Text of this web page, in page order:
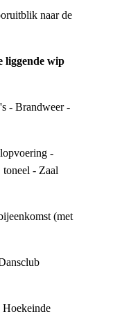
naar de
- Brandweer -
-
- Zaal
(met
Hoekeinde